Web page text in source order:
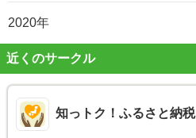
2020年
近くのサークル
知っトク！ふるさと納税